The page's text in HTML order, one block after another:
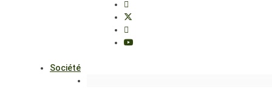
Société